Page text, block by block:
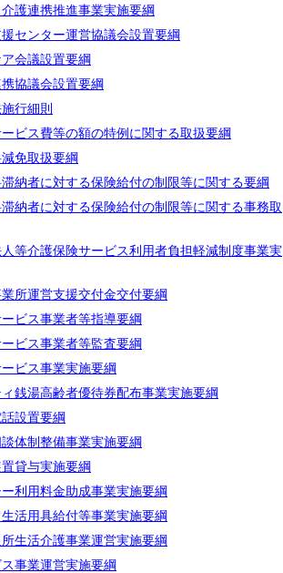
護連携推進事業実施要綱
センター運営協議会設置要綱
会議設置要綱
協議会設置要綱
行細則
ビス費等の額の特例に関する取扱要綱
免取扱要綱
納者に対する保険給付の制限等に関する要綱
納者に対する保険給付の制限等に関する事務取
等介護保険サービス利用者負担軽減制度事業実
所運営支援交付金交付要綱
ビス事業者等指導要綱
ビス事業者等監査要綱
ビス事業実施要綱
銭湯高齢者優待券配布事業実施要綱
設置要綱
体制整備事業実施要綱
貸与実施要綱
利用料金助成事業実施要綱
活用具給付等事業実施要綱
生活介護事業運営実施要綱
事業運営実施要綱